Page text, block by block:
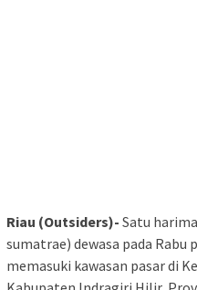
Riau (Outsiders)- Satu
sumatrae) dewasa pada Rabu
memasuki kawasan pasar di